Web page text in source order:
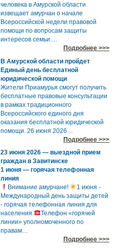
человека в Амурской области
извещает амурчан о начале
Всероссийской недели правовой
помощи по вопросам защиты
интересов семьи.…
Подробнее >>>
В Амурской области пройдет
Единый день бесплатной
юридической помощи
Жители Приамурья смогут получить
бесплатные правовые консультации
в рамках традиционного
Всероссийского единого дня
оказания бесплатной юридической
помощи. 26 июня 2026…
Подробнее >>>
23 июня 2026 — выездной прием
граждан в Завитинске
1 июня — горячая телефонная
линия
Внимание амурчане!
1 июня -
Международный день защиты детей
- горячая телефонная линия для
населения.
Телефон «горячей
линии» уполномоченного по
правам…
Подробнее >>>